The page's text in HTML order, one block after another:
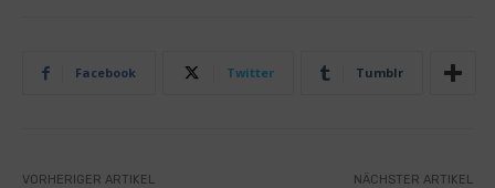
Facebook Twitter Tumblr
VORHERIGER ARTIKEL NÄCHSTER ARTIKEL